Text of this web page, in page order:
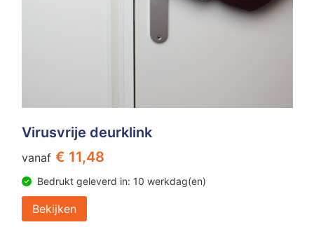
Virusvrije deurklink
vanaf € 11,48
Bedrukt geleverd in: 10 werkdag(en)
Bekijken